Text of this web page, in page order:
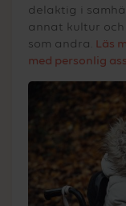
delaktig i
annat kultur
som andra. Läs
med personlig